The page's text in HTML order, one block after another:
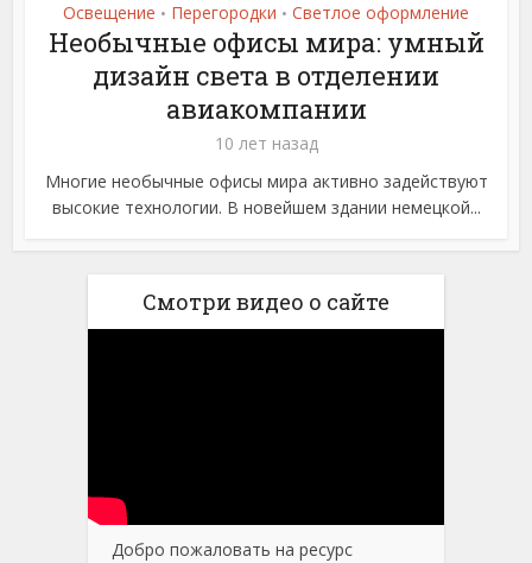
Освещение • Перегородки • Светлое оформление
Необычные офисы мира: умный
дизайн света в отделении
авиакомпании
10 лет назад
Многие необычные офисы мира активно задействуют
высокие технологии. В новейшем здании немецкой...
Смотри видео о сайте
Добро пожаловать на ресурс